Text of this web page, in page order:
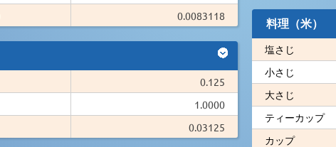
0.0083118
0.125
1.0000
0.03125
料理（米）
塩さじ
小さじ
大さじ
ティーカップ
カップ